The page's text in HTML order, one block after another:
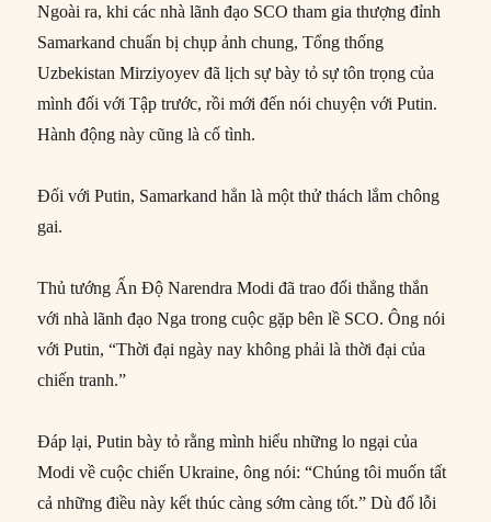
Ngoài ra, khi các nhà lãnh đạo SCO tham gia thượng đỉnh
Samarkand chuẩn bị chụp ảnh chung, Tổng thống
Uzbekistan Mirziyoyev đã lịch sự bày tỏ sự tôn trọng của
mình đối với Tập trước, rồi mới đến nói chuyện với Putin.
Hành động này cũng là cố tình.
Đối với Putin, Samarkand hẳn là một thử thách lắm chông
gai.
Thủ tướng Ấn Độ Narendra Modi đã trao đổi thẳng thắn
với nhà lãnh đạo Nga trong cuộc gặp bên lề SCO. Ông nói
với Putin, “Thời đại ngày nay không phải là thời đại của
chiến tranh.”
Đáp lại, Putin bày tỏ rằng mình hiểu những lo ngại của
Modi về cuộc chiến Ukraine, ông nói: “Chúng tôi muốn tất
cả những điều này kết thúc càng sớm càng tốt.” Dù đổ lỗi